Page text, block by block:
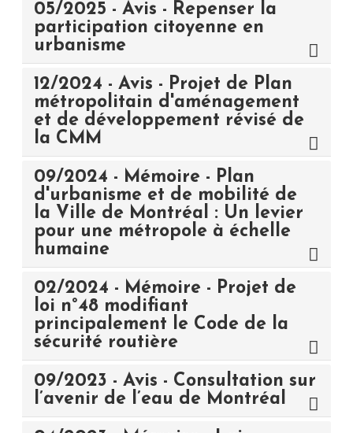
05/2025 - Avis - Repenser la
participation citoyenne en
urbanisme
12/2024 - Avis - Projet de Plan
métropolitain d'aménagement
et de développement révisé de
la CMM
09/2024 - Mémoire - Plan
d'urbanisme et de mobilité de
la Ville de Montréal : Un levier
pour une métropole à échelle
humaine
02/2024 - Mémoire - Projet de
loi n°48 modifiant
principalement le Code de la
sécurité routière
09/2023 - Avis - Consultation sur
l’avenir de l’eau de Montréal